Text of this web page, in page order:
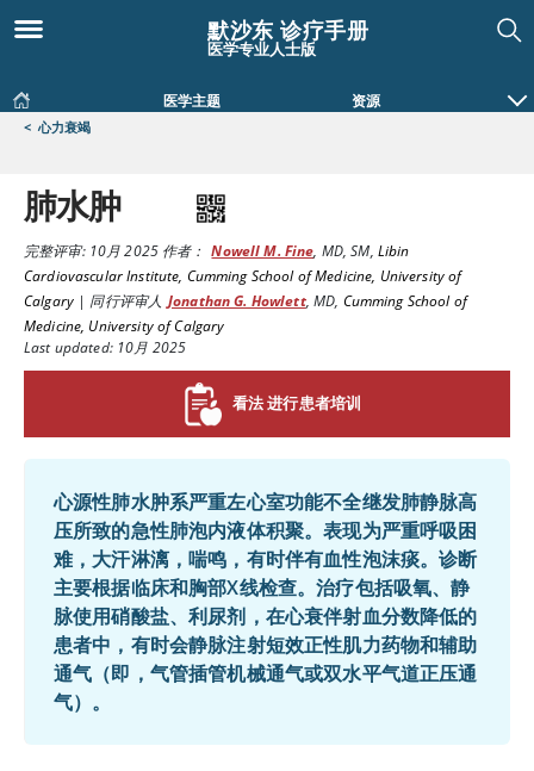
默沙东 诊疗手册
医学专业人士版
医学主题 资源
< 心力衰竭
肺水肿
完整评审:10月 2025作者： Nowell M. Fine, MD, SM, Libin
Cardiovascular Institute, Cumming School of Medicine, University of
Calgary| 同行评审人 Jonathan G. Howlett, MD, Cumming School of
Medicine, University of Calgary
Last updated: 10月 2025
看法 进行患者培训
心源性肺水肿系严重左心室功能不全继发肺静脉高
压所致的急性肺泡内液体积聚。表现为严重呼吸困
难，大汗淋漓，喘鸣，有时伴有血性泡沫痰。诊断
主要根据临床和胸部X线检查。治疗包括吸氧、静
脉使用硝酸盐、利尿剂，在心衰伴射血分数降低的
患者中，有时会静脉注射短效正性肌力药物和辅助
通气（即，气管插管机械通气或双水平气道正压通
气）。